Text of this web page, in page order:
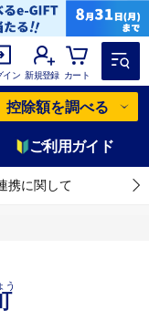
イン 新規登録 カート
控除額を調べる
ご利用ガイド
携に関して
う